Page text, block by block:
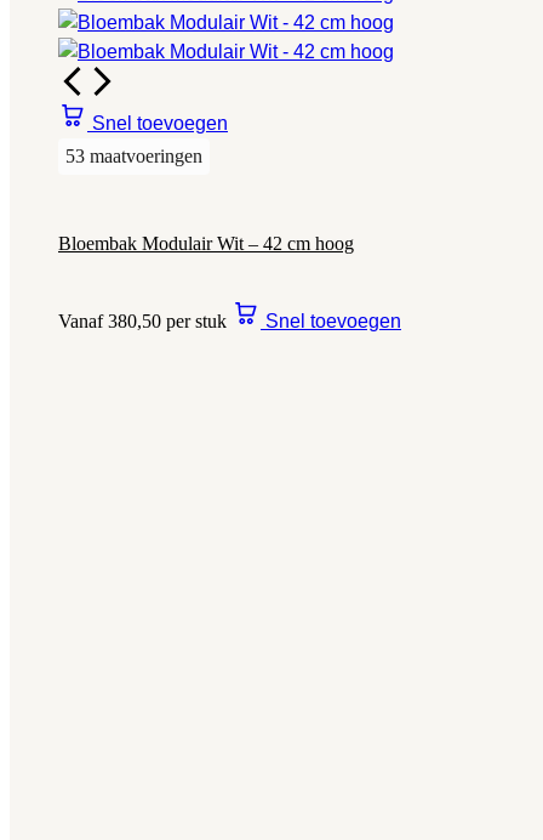
Snel toevoegen
53 maatvoeringen
Bloembak Modulair Wit – 42 cm hoog
Vanaf 380,50 per stuk Snel toevoegen